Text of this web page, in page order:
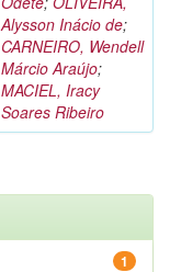
Alysson Inácio de;
CARNEIRO, Wendell
Márcio Araújo;
MACIEL, Iracy
Soares Ribeiro
1